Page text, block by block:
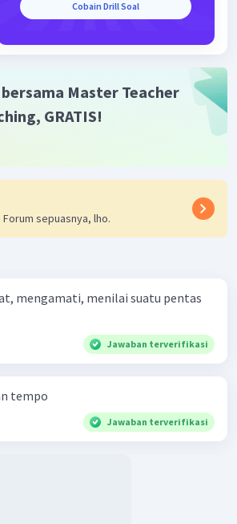
Cobain Drill Soal
Master Teacher
GRATIS!
sepuasnya, lho.
mengamati, menilai suatu pentas
Jawaban terverifikasi
tempo
Jawaban terverifikasi